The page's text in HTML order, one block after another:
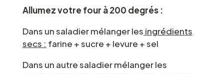
Allumez votre four à 200 degrés :
Dans un saladier mélanger les ingrédients
secs : farine + sucre + levure + sel
Dans un autre saladier mélanger les